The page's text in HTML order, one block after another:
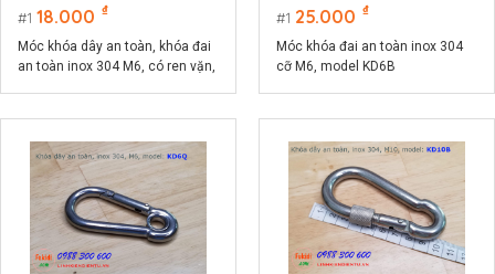
1 18.000 ₫
Móc khóa dây an toàn, khóa đai
an toàn inox 304 M6, có ren vặn,
1 25.000 ₫
Móc khóa đai an toàn inox 304
cỡ M6, model KD6B